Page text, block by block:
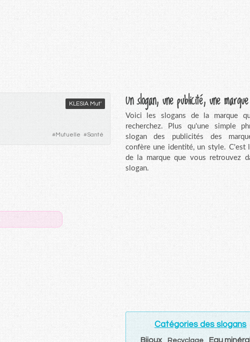
KLESIA Mut'
#Mutuelle #Santé
Un slogan, une publicité, une marque
Voici les slogans de la marque
recherchez. Plus qu'une simple
slogan des publicités des
confère une identité, un style. C'est
de la marque que vous retrouvez
slogan.
Catégories des slogans
Bijoux Recyclage Eau